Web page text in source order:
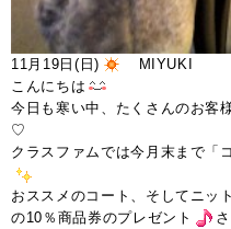
11月19日(日)
MIYUKI
こんにちは
今日も寒い中、たくさんのお客
♡
クラスファムでは今月末まで「
おススメのコート、そしてニッ
の10％商品券のプレゼント